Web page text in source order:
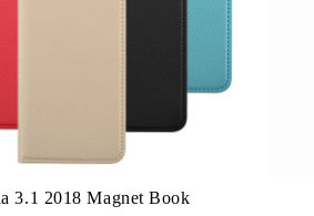
3.1 2018 Magnet Book